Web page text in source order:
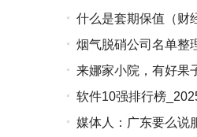
什么是套期保值（财
烟气脱硝公司名单整
来娜家小院，有好果
软件10强排行榜
媒体人：广东要么说